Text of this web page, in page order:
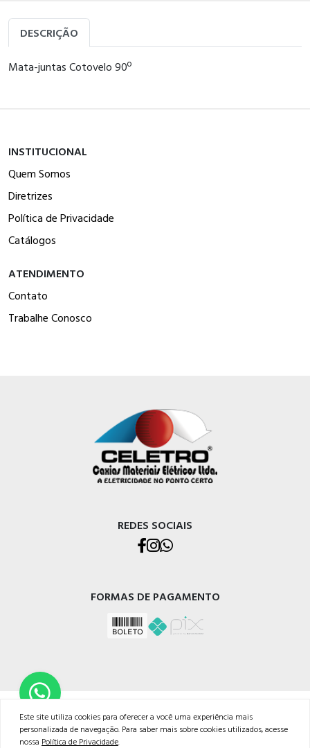
DESCRIÇÃO
Mata-juntas Cotovelo 90º
INSTITUCIONAL
Quem Somos
Diretrizes
Política de Privacidade
Catálogos
ATENDIMENTO
Contato
Trabalhe Conosco
REDES SOCIAIS
FORMAS DE PAGAMENTO
Rua Os Dezoito do Forte, 529 - Nossa Sra. de Lourdes, Caxias do Sul - RS, 95020-472
Telefone: (054) 3228-1633
Este site utiliza cookies para oferecer a você uma experiência mais
personalizada de navegação. Para saber mais sobre cookies utilizados, acesse
nossa Política de Privacidade.